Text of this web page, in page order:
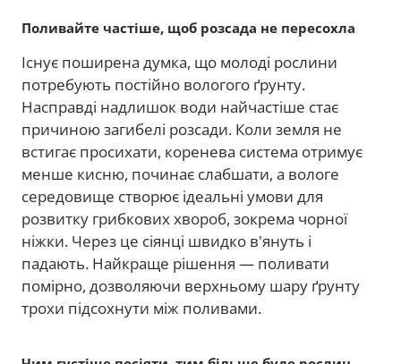
Поливайте частіше, щоб розсада не пересохла
Існує поширена думка, що молоді рослини
потребують постійно вологого ґрунту.
Насправді надлишок води найчастіше стає
причиною загибелі розсади. Коли земля не
встигає просихати, коренева система отримує
менше кисню, починає слабшати, а вологе
середовище створює ідеальні умови для
розвитку грибкових хвороб, зокрема чорної
ніжки. Через це сіянці швидко в'януть і
падають. Найкраще рішення — поливати
помірно, дозволяючи верхньому шару ґрунту
трохи підсохнути між поливами.